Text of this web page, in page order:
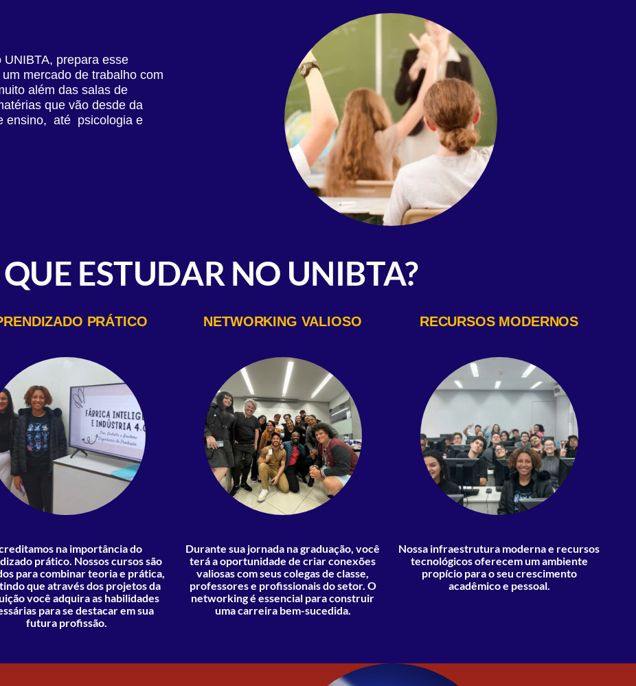
prepara esse
mercado de trabalho com
além das salas de
que vão desde da
ensino, até psicologia e
ESTUDAR NO UNIBTA?
PRÁTICO
na importância do
prático. Nossos cursos são
para combinar teoria e prática,
que através dos projetos da
você adquira as habilidades
para se destacar em sua
futura profissão.
NETWORKING VALIOSO
Durante sua jornada na graduação, você
terá a oportunidade de criar conexões
valiosas com seus colegas de classe,
professores e profissionais do setor. O
networking é essencial para construir
uma carreira bem-sucedida.
RECURSOS MODERNOS
Nossa infraestrutura moderna e recursos
tecnológicos oferecem um ambiente
propício para o seu crescimento
acadêmico e pessoal.